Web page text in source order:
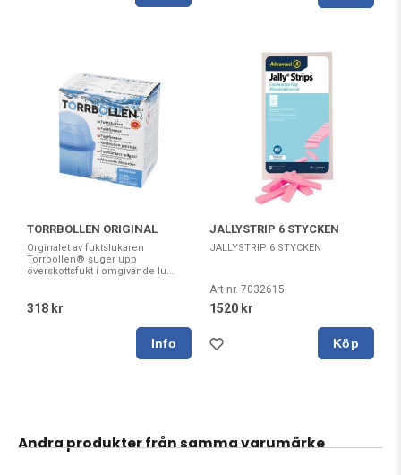
TORRBOLLEN ORIGINAL
Orginalet av fuktslukaren
Torrbollen® suger upp
överskottsfukt i omgivande lu...
318 kr
JALLYSTRIP 6 STYCKEN
JALLYSTRIP 6 STYCKEN
Art nr. 7032615
1520 kr
Köp
Andra produkter från samma varumärke